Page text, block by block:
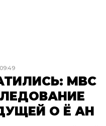
MBC
О Ё АН